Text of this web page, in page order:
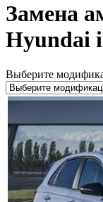
Замена
Hyundai
Выберите